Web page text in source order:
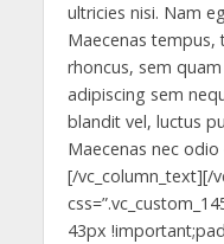
ultricies nisi. Nam
Maecenas
rhoncus, sem
adipiscing sem
blandit vel, luctus
Maecenas nec
[/vc_column_text][/
43px